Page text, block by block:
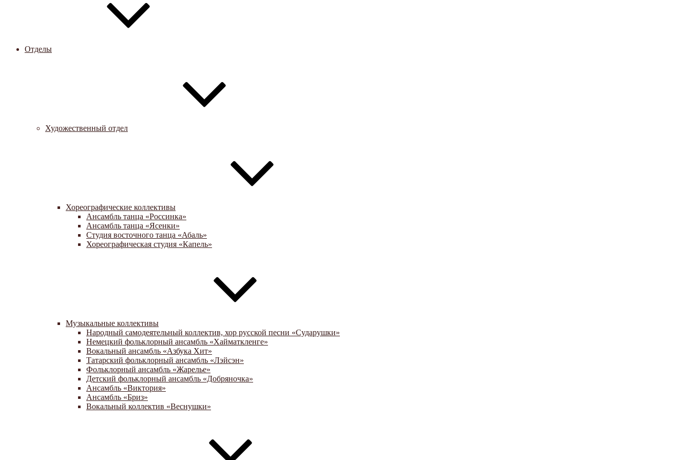
Отделы
Художественный отдел
Хореографические коллективы
Ансамбль танца «Россинка»
Ансамбль танца «Ясенки»
Студия восточного танца «Абаль»
Хореографическая студия «Капель»
Музыкальные коллективы
Народный самодеятельный коллектив, хор русской песни «Сударушки»
Немецкий фольклорный ансамбль «Хайматкленге»
Вокальный ансамбль «Азбука Хит»
Татарский фольклорный ансамбль «Лэйсэн»
Фольклорный ансамбль «Жарелье»
Детский фольклорный ансамбль «Добряночка»
Ансамбль «Виктория»
Ансамбль «Бриз»
Вокальный коллектив «Веснушки»